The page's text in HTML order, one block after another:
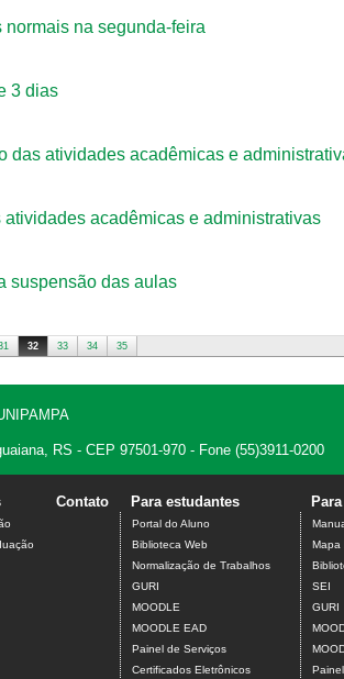
na segunda-feira
3 dias
das atividades acadêmicas e
acadêmicas e administrativas
suspensão das aulas
32 33 34 35
RS - CEP 97501-970 - Fone (55)3911-0200
Contato Para estudantes
Portal do Aluno
Biblioteca Web
Normalização de Trabalhos
GURI
MOODLE
MOODLE EAD
Painel de Serviços
Certificados Eletrônicos
Mapa
SEI
GURI